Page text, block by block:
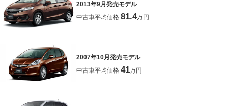
2013年9月発売モデル
中古車平均価格 81.4万円
2007年10月発売モデル
中古車平均価格 41万円